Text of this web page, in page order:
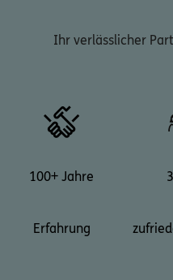
Ihr verlässlicher
100+ Jahre
Erfahrung